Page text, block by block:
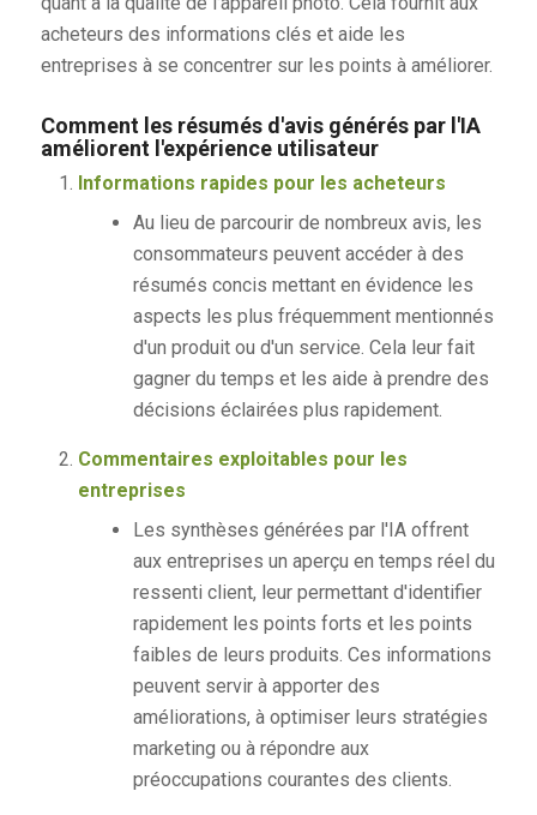
acheteurs des informations clés et aide les
entreprises à se concentrer sur les points à améliorer.
Comment les résumés d'avis générés par l'IA
améliorent l'expérience utilisateur
Informations rapides pour les acheteurs
Au lieu de parcourir de nombreux avis, les
consommateurs peuvent accéder à des
résumés concis mettant en évidence les
aspects les plus fréquemment mentionnés
d'un produit ou d'un service. Cela leur fait
gagner du temps et les aide à prendre des
décisions éclairées plus rapidement.
Commentaires exploitables pour les
entreprises
Les synthèses générées par l'IA offrent
aux entreprises un aperçu en temps réel du
ressenti client, leur permettant d'identifier
rapidement les points forts et les points
faibles de leurs produits. Ces informations
peuvent servir à apporter des
améliorations, à optimiser leurs stratégies
marketing ou à répondre aux
préoccupations courantes des clients.